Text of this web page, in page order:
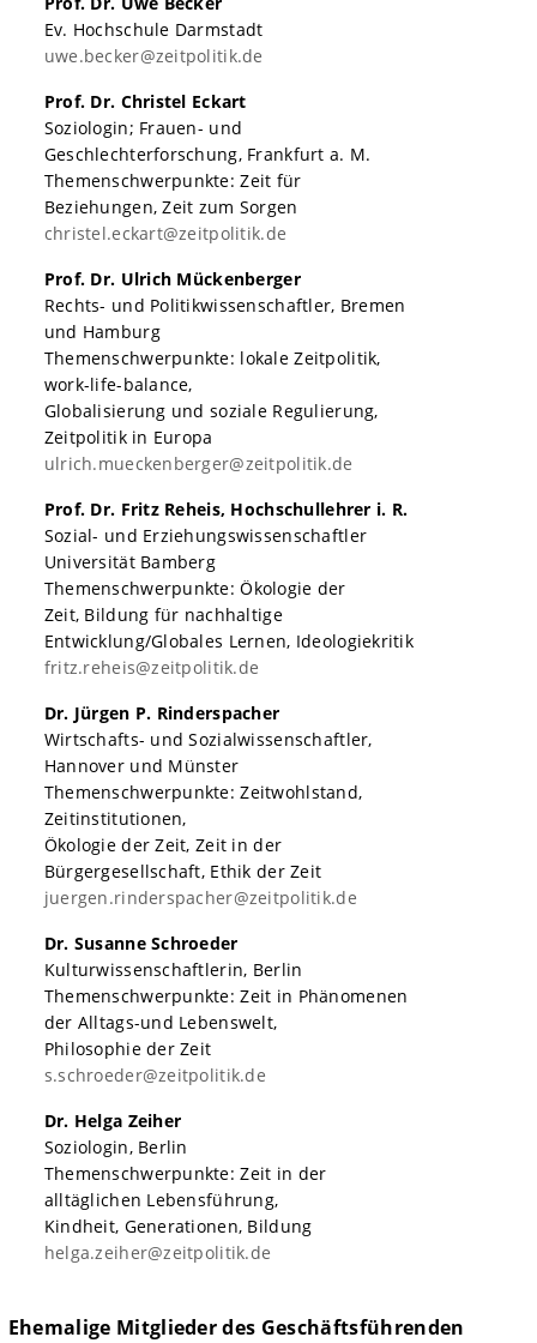
Ev. Hochschule Darmstadt
uwe.becker@zeitpolitik.de
Prof. Dr. Christel Eckart
Soziologin; Frauen- und
Geschlechterforschung, Frankfurt a. M.
Themenschwerpunkte: Zeit für
Beziehungen, Zeit zum Sorgen
christel.eckart@zeitpolitik.de
Prof. Dr. Ulrich Mückenberger
Rechts- und Politikwissenschaftler, Bremen
und Hamburg
Themenschwerpunkte: lokale Zeitpolitik,
work-life-balance,
Globalisierung und soziale Regulierung,
Zeitpolitik in Europa
ulrich.mueckenberger@zeitpolitik.de
Prof. Dr. Fritz Reheis, Hochschullehrer i. R.
Sozial- und Erziehungswissenschaftler
Universität Bamberg
Themenschwerpunkte: Ökologie der
Zeit, Bildung für nachhaltige
Entwicklung/Globales Lernen, Ideologiekritik
fritz.reheis@zeitpolitik.de
Dr. Jürgen P. Rinderspacher
Wirtschafts- und Sozialwissenschaftler,
Hannover und Münster
Themenschwerpunkte: Zeitwohlstand,
Zeitinstitutionen,
Ökologie der Zeit, Zeit in der
Bürgergesellschaft, Ethik der Zeit
juergen.rinderspacher@zeitpolitik.de
Dr. Susanne Schroeder
Kulturwissenschaftlerin, Berlin
Themenschwerpunkte: Zeit in Phänomenen
der Alltags-und Lebenswelt,
Philosophie der Zeit
s.schroeder@zeitpolitik.de
Dr. Helga Zeiher
Soziologin, Berlin
Themenschwerpunkte: Zeit in der
alltäglichen Lebensführung,
Kindheit, Generationen, Bildung
helga.zeiher@zeitpolitik.de
Ehemalige Mitglieder des Geschäftsführenden